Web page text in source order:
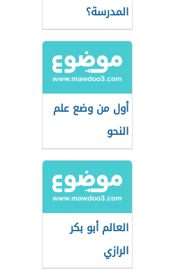
المدرسة؟
أول من وضع علم
النحو
العالم أبو بكر
الرازي